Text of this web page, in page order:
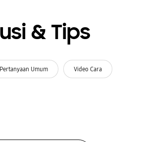
& Tips
Pertanyaan Umum Video Cara